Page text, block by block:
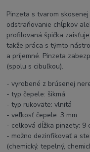
Pinzeta s tvarom
odstraňovanie chĺpkov
profilovaná špička
takže práca s týmto
a príjemné. Pinzeta
(spolu s cibuľkou).
- vyrobené z brúsenej
- typ čepele: šikmá
- typ rukoväte: vlnitá
- veľkosť čepele: 3 mm
- celková dĺžka pinzety: 9
- možno dezinfikovať a
(chemický, tepelný,